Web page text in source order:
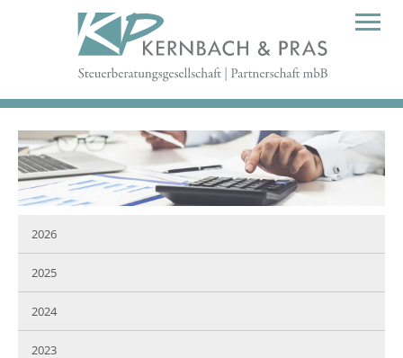
2026
2025
2024
2023